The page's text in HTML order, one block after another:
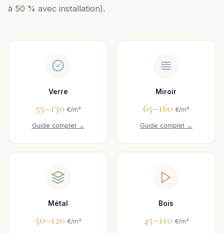
à 50 % avec installation).
Verre
55–130 €/m²
Guide complet →
Miroir
65–160 €/m²
Guide complet →
Métal
50–120 €/m²
Bois
45–110 €/m²